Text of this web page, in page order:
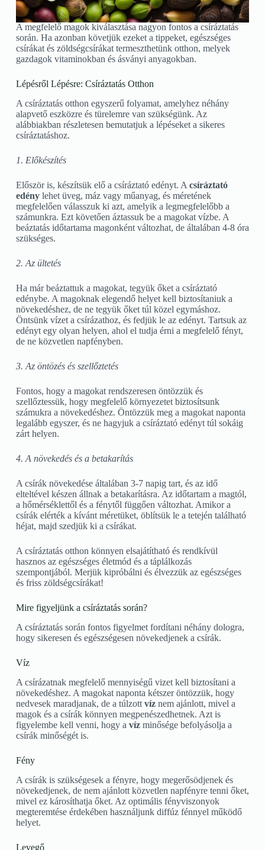
A megfelelő magok kiválasztása nagyon fontos a csíráztatás
során. Ha azonban követjük ezeket a tippeket, egészséges
csírákat és zöldségcsírákat termeszthetünk otthon, melyek
gazdagok vitaminokban és ásványi anyagokban.
Lépésről Lépésre: Csíráztatás Otthon
A csíráztatás otthon egyszerű folyamat, amelyhez néhány
alapvető eszközre és türelemre van szükségünk. Az
alábbiakban részletesen bemutatjuk a lépéseket a sikeres
csíráztatáshoz.
1. Előkészítés
Először is, készítsük elő a csíráztató edényt. A csíráztató
edénylehet üveg, máz vagy műanyag, és méretének
megfelelően válasszuk ki azt, amelyik a legmegfelelőbb a
számunkra. Ezt követően áztassuk be a magokat vízbe. A
beáztatás időtartama magonként változhat, de általában 4-8 óra
szükséges.
2. Az ültetés
Ha már beáztattuk a magokat, tegyük őket a csíráztató
edénybe. A magoknak elegendő helyet kell biztosítaniuk a
növekedéshez, de ne tegyük őket túl közel egymáshoz.
Öntsünk vízet a csírázathoz, és fedjük le az edényt. Tartsuk az
edényt egy olyan helyen, ahol el tudja érni a megfelelő fényt,
de ne közvetlen napfényben.
3. Az öntözés és szellőztetés
Fontos, hogy a magokat rendszeresen öntözzük és
szellőztessük, hogy megfelelő környezetet biztosítsunk
számukra a növekedéshez. Öntözzük meg a magokat naponta
legalább egyszer, és ne hagyjuk a csíráztató edényt túl sokáig
zárt helyen.
4. A növekedés és a betakarítás
A csírák növekedése általában 3-7 napig tart, és az idő
elteltével készen állnak a betakarításra. Az időtartam a magtól,
a hőmérséklettől és a fénytől függően változhat. Amikor a
csírák elérték a kívánt méretüket, öblítsük le a tetején található
héjat, majd szedjük ki a csírákat.
A csíráztatás otthon könnyen elsajátítható és rendkívül
hasznos az egészséges életmód és a táplálkozás
szempontjából. Merjük kipróbálni és élvezzük az egészséges
és friss zöldségcsírákat!
Mire figyeljünk a csíráztatás során?
A csíráztatás során fontos figyelmet fordítani néhány dologra,
hogy sikeresen és egészségesen növekedjenek a csírák.
Víz
A csírázatnak megfelelő mennyiségű vizet kell biztosítani a
növekedéshez. A magokat naponta kétszer öntözzük, hogy
nedvesek maradjanak, de a túlzott víznem ajánlott, mivel a
magok és a csírák könnyen megpenészedhetnek. Azt is
figyelembe kell venni, hogy a vízminősége befolyásolja a
csírák minőségét is.
Fény
A csírák is szükségesek a fényre, hogy megerősödjenek és
növekedjenek, de nem ajánlott közvetlen napfényre tenni őket,
mivel ez károsíthatja őket. Az optimális fényviszonyok
megteremtése érdekében használjunk diffúz fénnyel működő
helyet.
Levegő